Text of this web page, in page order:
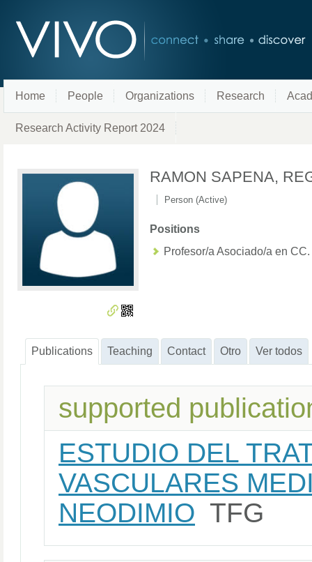
Home People Organizations Research
Research Activity Report 2024
RAMON SAPENA,
Person (Active)
Positions
Profesor/a Asociado/a en
Publications Teaching Contact Otro Ver todos
supported
ESTUDIO DEL
VASCULARES
NEODIMIO TFG